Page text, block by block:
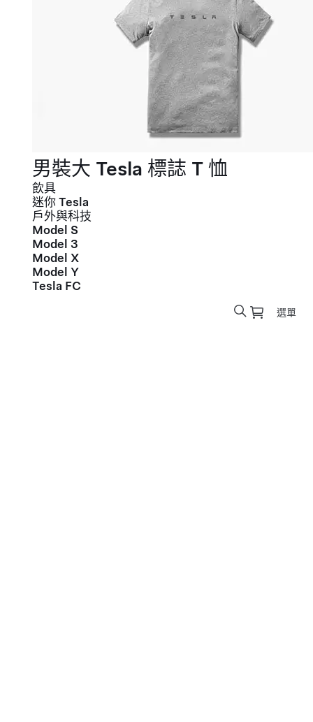
男裝大 Tesla 標誌 T 恤
飲具
迷你 Tesla
戶外與科技
Model S
Model 3
Model X
Model Y
Tesla FC
選單